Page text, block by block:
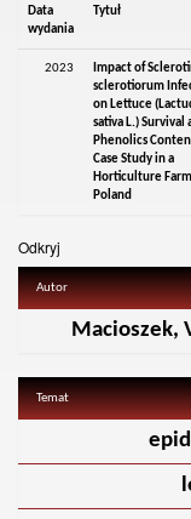
Data
wydania
Tytuł
2023
Impact of
sclerotiorum
on Lettuce
sativa L.) Survival
Phenolics
Case Study in a
Horticulture
Poland
Odkryj
Autor
Macioszek,
Temat